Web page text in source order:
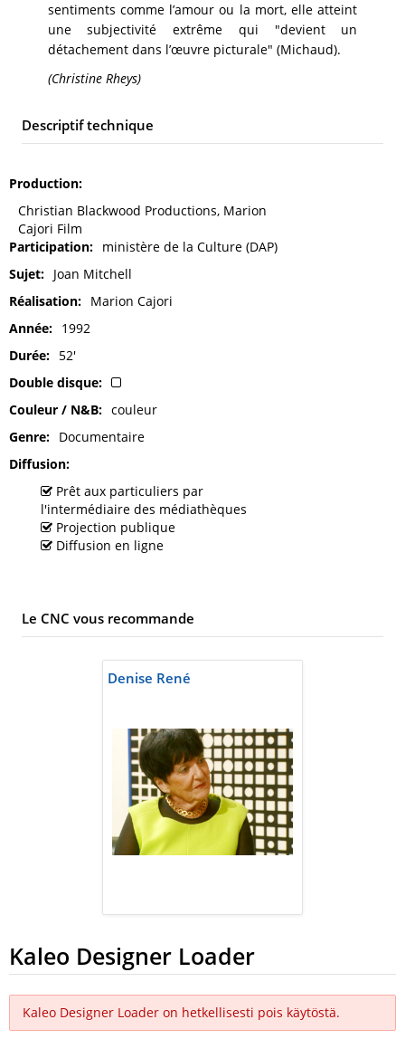
sentiments comme l’amour ou la mort, elle atteint
une subjectivité extrême qui "devient un
détachement dans l’œuvre picturale" (Michaud).
(Christine Rheys)
Descriptif technique
Production
Christian Blackwood Productions, Marion
Cajori Film
Participation
ministère de la Culture (DAP)
Sujet
Joan Mitchell
Réalisation
Marion Cajori
Année
1992
Durée
52'
Double disque
Couleur / N&B
couleur
Genre
Documentaire
Diffusion
Prêt aux particuliers par
l'intermédiaire des médiathèques
Projection publique
Diffusion en ligne
Le CNC vous recommande
Denise René
Kaleo Designer Loader
Kaleo Designer Loader on hetkellisesti pois käytöstä.